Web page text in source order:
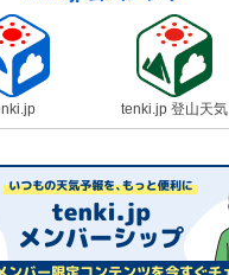
tenki.jp 登山天気